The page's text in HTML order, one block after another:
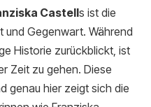
Castell s ist die
und Gegenwart. Während
Historie zurückblickt, ist
Zeit zu gehen. Diese
genau hier zeigt sich die